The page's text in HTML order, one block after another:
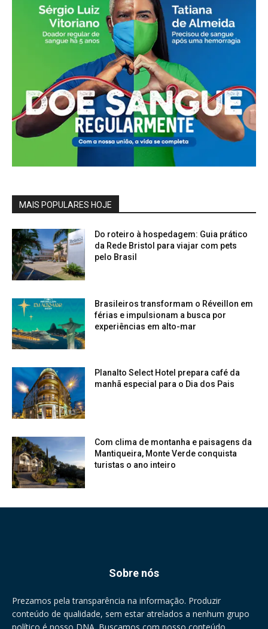
MAIS POPULARES HOJE
Do roteiro à hospedagem: Guia prático
da Rede Bristol para viajar com pets
pelo Brasil
Brasileiros transformam o Réveillon em
férias e impulsionam a busca por
experiências em alto-mar
Planalto Select Hotel prepara café da
manhã especial para o Dia dos Pais
Com clima de montanha e paisagens da
Mantiqueira, Monte Verde conquista
turistas o ano inteiro
Sobre nós
Prezamos pela transparência na informação. Produzir
conteúdo de qualidade, sem estar atrelados a nenhum grupo
político é nosso DNA. Buscamos com nosso conteúdo